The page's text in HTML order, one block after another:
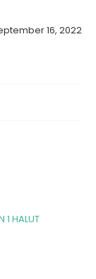
16, 2022
1 HALUT